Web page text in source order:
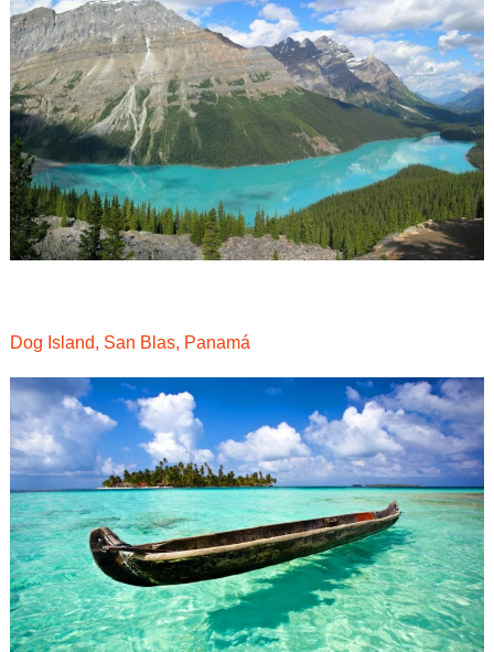
Dog Island, San Blas, Panamá